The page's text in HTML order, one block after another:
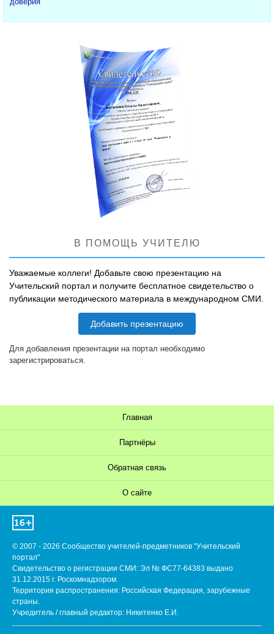
В ПОМОЩЬ УЧИТЕЛЮ
Уважаемые коллеги! Добавьте свою презентацию на
Учительский портал и получите бесплатное свидетельство о
публикации методического материала в международном СМИ.
Добавить презентацию
Для добавления презентации на портал необходимо
зарегистрироваться.
Главная
Партнёры
Обратная связь
О сайте
© 2007 - 2026 Сообщество учителей-предметников "Учительский
портал"
Свидетельство о регистрации СМИ: Эл № ФС77-64383 выдано
31.12.2015 г. Роскомнадзором.
Территория распространения: Российская Федерация, зарубежные
страны.
Учредитель / главный редактор: Никитенко Е.И.